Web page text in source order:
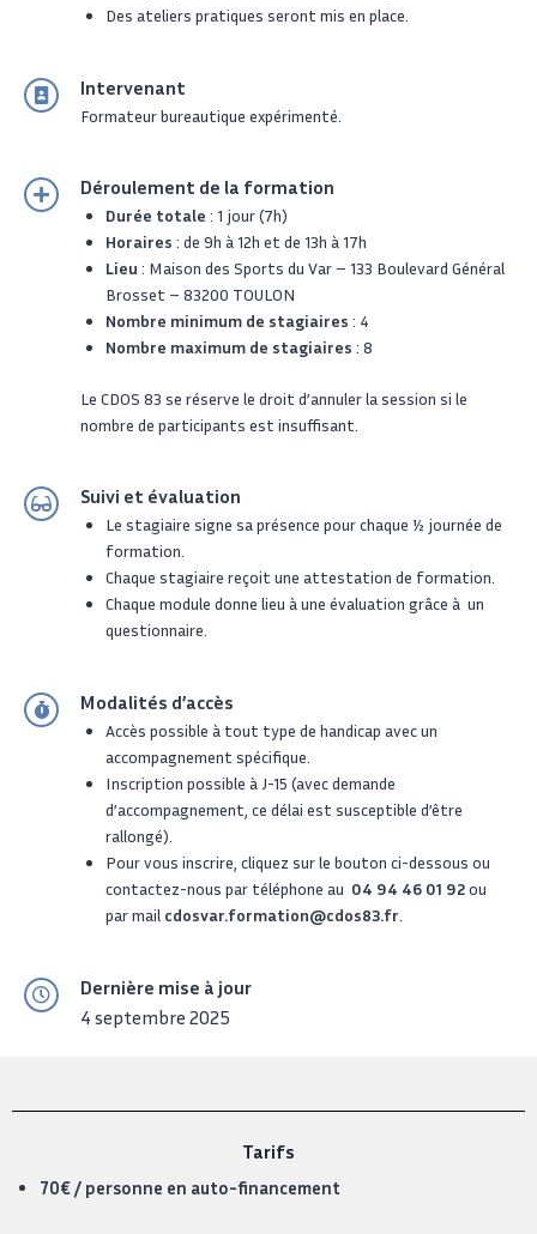
Des ateliers pratiques seront mis en place.
Intervenant
Formateur bureautique expérimenté.
Déroulement de la formation
Durée totale : 1 jour (7h)
Horaires : de 9h à 12h et de 13h à 17h
Lieu : Maison des Sports du Var – 133 Boulevard Général
Brosset – 83200 TOULON
Nombre minimum de stagiaires : 4
Nombre maximum de stagiaires : 8
Le CDOS 83 se réserve le droit d’annuler la session si le
nombre de participants est insuffisant.
Suivi et évaluation
Le stagiaire signe sa présence pour chaque 1⁄2 journée de
formation.
Chaque stagiaire reçoit une attestation de formation.
Chaque module donne lieu à une évaluation grâce à un
questionnaire.
Modalités d’accès
Accès possible à tout type de handicap avec un
accompagnement spécifique.
Inscription possible à J-15 (avec demande
d’accompagnement, ce délai est susceptible d’être
rallongé).
Pour vous inscrire, cliquez sur le bouton ci-dessous ou
contactez-nous par téléphone au 04 94 46 01 92ou
par mail cdosvar.formation@cdos83.fr
Dernière mise à jour
4 septembre 2025
Tarifs
70€ / personne en auto-financement